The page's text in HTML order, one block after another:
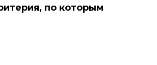
по которым